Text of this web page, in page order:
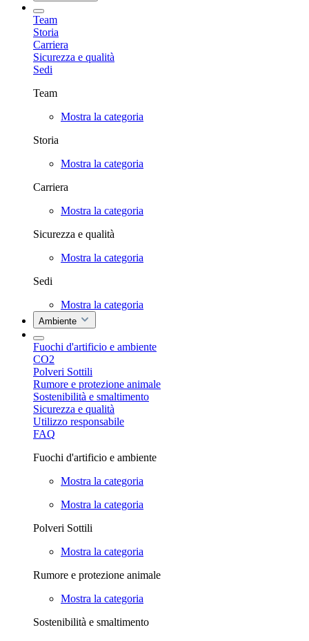
Team
Storia
Carriera
Sicurezza e qualità
Sedi
Team
Mostra la categoria
Storia
Mostra la categoria
Carriera
Mostra la categoria
Sicurezza e qualità
Mostra la categoria
Sedi
Mostra la categoria
Ambiente
Fuochi d'artificio e ambiente
CO2
Polveri Sottili
Rumore e protezione animale
Sostenibilità e smaltimento
Sicurezza e qualità
Utilizzo responsabile
FAQ
Fuochi d'artificio e ambiente
Mostra la categoria
Mostra la categoria
Polveri Sottili
Mostra la categoria
Rumore e protezione animale
Mostra la categoria
Sostenibilità e smaltimento